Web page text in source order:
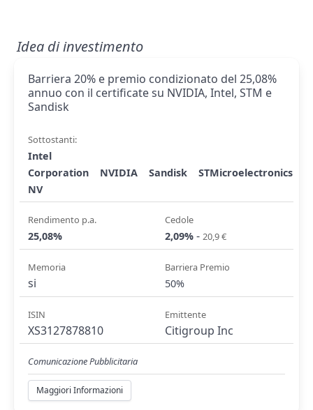
Idea di investimento
Barriera 20% e premio condizionato del 25,08%
annuo con il certificate su NVIDIA, Intel, STM e
Sandisk
Sottostanti:
Intel
Corporation
NVIDIA Sandisk
STMicroelectronics
NV
Rendimento p.a.
25,08%
Cedole
2,09% - 20,9 €
Memoria
si
Barriera Premio
50%
ISIN
XS3127878810
Emittente
Citigroup Inc
Comunicazione Pubblicitaria
Maggiori Informazioni